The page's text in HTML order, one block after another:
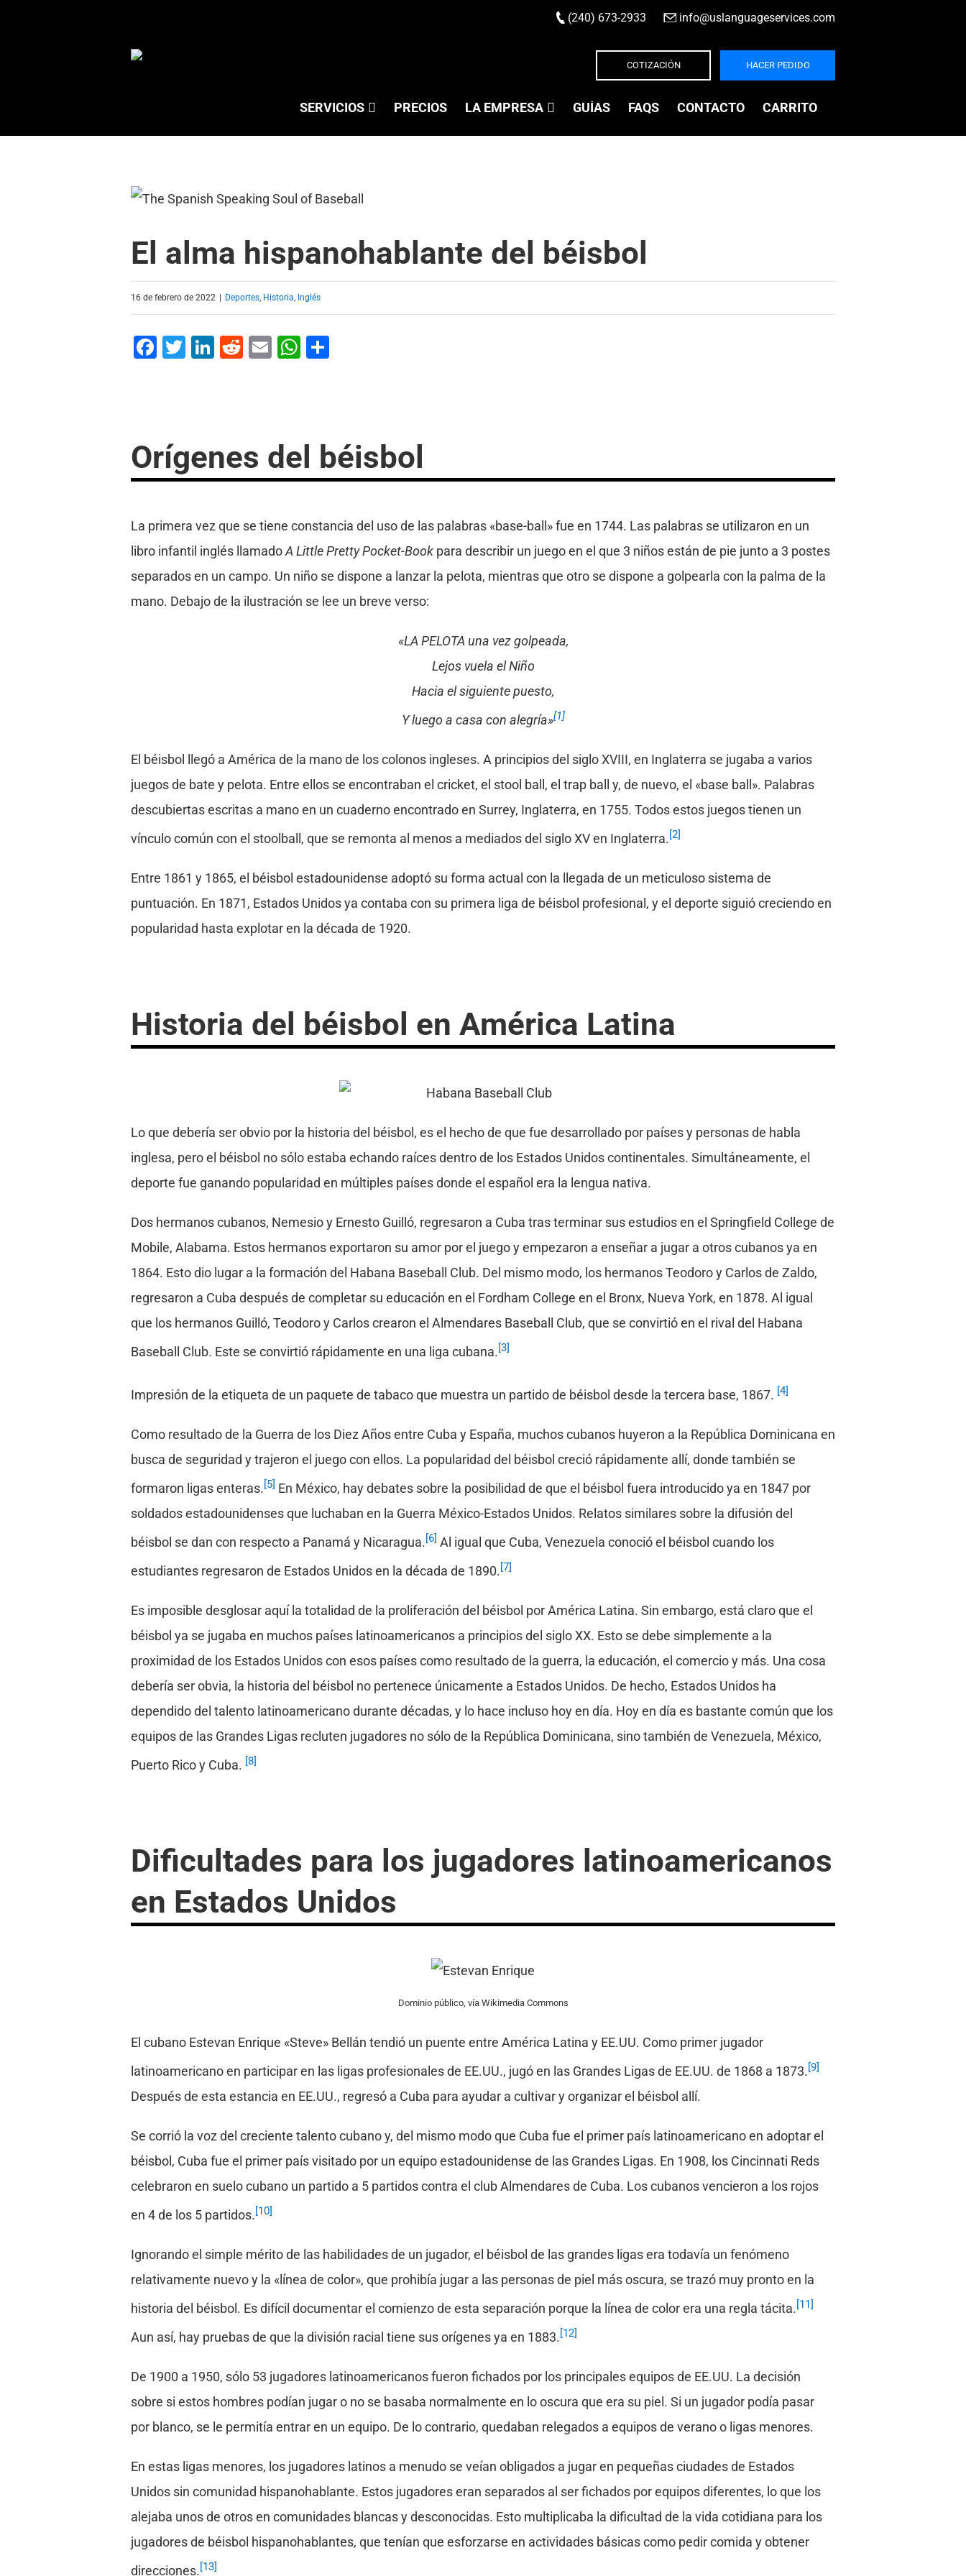
(240) 673-2933 info@uslanguageservices.com
COTIZACIÓN HACER PEDIDO
SERVICIOS PRECIOS LA EMPRESA GUÍAS FAQS CONTACTO CARRITO
El alma hispanohablante del béisbol
16 de febrero de 2022 Deportes, Historia, Inglés
Facebook
Twitter
LinkedIn
Reddit
EmailWhatsApp
Orígenes del béisbol
La primera vez que se tiene constancia del uso de las palabras «base-ball» fue en 1744. Las palabras se utilizaron en un
libro infantil inglés llamadoA Little Pretty Pocket-Book para describir un juego en el que 3 niños están de pie junto a 3 postes
separados en un campo. Un niño se dispone a lanzar la pelota, mientras que otro se dispone a golpearla con la palma de la
mano. Debajo de la ilustración se lee un breve verso:
«LA PELOTA una vez golpeada,
Lejos vuela el Niño
Hacia el siguiente puesto,
Y luego a casa con alegría»[1]
El béisbol llegó a América de la mano de los colonos ingleses. A principios del siglo XVIII, en Inglaterra se jugaba a varios
juegos de bate y pelota. Entre ellos se encontraban el cricket, el stool ball, el trap ball y, de nuevo, el «base ball». Palabras
descubiertas escritas a mano en un cuaderno encontrado en Surrey, Inglaterra, en 1755. Todos estos juegos tienen un
vínculo común con el stoolball, que se remonta al menos a mediados del siglo XV en Inglaterra.[2]
Entre 1861 y 1865, el béisbol estadounidense adoptó su forma actual con la llegada de un meticuloso sistema de
puntuación. En 1871, Estados Unidos ya contaba con su primera liga de béisbol profesional, y el deporte siguió creciendo en
popularidad hasta explotar en la década de 1920.
Historia del béisbol en América Latina
Lo que debería ser obvio por la historia del béisbol, es el hecho de que fue desarrollado por países y personas de habla
inglesa, pero el béisbol no sólo estaba echando raíces dentro de los Estados Unidos continentales. Simultáneamente, el
deporte fue ganando popularidad en múltiples países donde el español era la lengua nativa.
Dos hermanos cubanos, Nemesio y Ernesto Guilló, regresaron a Cuba tras terminar sus estudios en el Springfield College de
Mobile, Alabama. Estos hermanos exportaron su amor por el juego y empezaron a enseñar a jugar a otros cubanos ya en
1864. Esto dio lugar a la formación del Habana Baseball Club. Del mismo modo, los hermanos Teodoro y Carlos de Zaldo,
regresaron a Cuba después de completar su educación en el Fordham College en el Bronx, Nueva York, en 1878. Al igual
que los hermanos Guilló, Teodoro y Carlos crearon el Almendares Baseball Club, que se convirtió en el rival del Habana
Baseball Club. Este se convirtió rápidamente en una liga cubana.[3]
Impresión de la etiqueta de un paquete de tabaco que muestra un partido de béisbol desde la tercera base, 1867. [4]
Como resultado de la Guerra de los Diez Años entre Cuba y España, muchos cubanos huyeron a la República Dominicana en
busca de seguridad y trajeron el juego con ellos. La popularidad del béisbol creció rápidamente allí, donde también se
formaron ligas enteras.[5] En México, hay debates sobre la posibilidad de que el béisbol fuera introducido ya en 1847 por
soldados estadounidenses que luchaban en la Guerra México-Estados Unidos. Relatos similares sobre la difusión del
béisbol se dan con respecto a Panamá y Nicaragua.[6] Al igual que Cuba, Venezuela conoció el béisbol cuando los
estudiantes regresaron de Estados Unidos en la década de 1890.[7]
Es imposible desglosar aquí la totalidad de la proliferación del béisbol por América Latina. Sin embargo, está claro que el
béisbol ya se jugaba en muchos países latinoamericanos a principios del siglo XX. Esto se debe simplemente a la
proximidad de los Estados Unidos con esos países como resultado de la guerra, la educación, el comercio y más. Una cosa
debería ser obvia, la historia del béisbol no pertenece únicamente a Estados Unidos. De hecho, Estados Unidos ha
dependido del talento latinoamericano durante décadas, y lo hace incluso hoy en día. Hoy en día es bastante común que los
equipos de las Grandes Ligas recluten jugadores no sólo de la República Dominicana, sino también de Venezuela, México,
Puerto Rico y Cuba. [8]
Dificultades para los jugadores latinoamericanos
en Estados Unidos
Dominio público, vía Wikimedia Commons
El cubano Estevan Enrique «Steve» Bellán tendió un puente entre América Latina y EE.UU. Como primer jugador
latinoamericano en participar en las ligas profesionales de EE.UU., jugó en las Grandes Ligas de EE.UU. de 1868 a 1873.[9]
Después de esta estancia en EE.UU., regresó a Cuba para ayudar a cultivar y organizar el béisbol allí.
Se corrió la voz del creciente talento cubano y, del mismo modo que Cuba fue el primer país latinoamericano en adoptar el
béisbol, Cuba fue el primer país visitado por un equipo estadounidense de las Grandes Ligas. En 1908, los Cincinnati Reds
celebraron en suelo cubano un partido a 5 partidos contra el club Almendares de Cuba. Los cubanos vencieron a los rojos
en 4 de los 5 partidos.[10]
Ignorando el simple mérito de las habilidades de un jugador, el béisbol de las grandes ligas era todavía un fenómeno
relativamente nuevo y la «línea de color», que prohibía jugar a las personas de piel más oscura, se trazó muy pronto en la
historia del béisbol. Es difícil documentar el comienzo de esta separación porque la línea de color era una regla tácita.[11]
Aun así, hay pruebas de que la división racial tiene sus orígenes ya en 1883.[12]
De 1900 a 1950, sólo 53 jugadores latinoamericanos fueron fichados por los principales equipos de EE.UU. La decisión
sobre si estos hombres podían jugar o no se basaba normalmente en lo oscura que era su piel. Si un jugador podía pasar
por blanco, se le permitía entrar en un equipo. De lo contrario, quedaban relegados a equipos de verano o ligas menores.
En estas ligas menores, los jugadores latinos a menudo se veían obligados a jugar en pequeñas ciudades de Estados
Unidos sin comunidad hispanohablante. Estos jugadores eran separados al ser fichados por equipos diferentes, lo que los
alejaba unos de otros en comunidades blancas y desconocidas. Esto multiplicaba la dificultad de la vida cotidiana para los
jugadores de béisbol hispanohablantes, que tenían que esforzarse en actividades básicas como pedir comida y obtener
direcciones.[13]